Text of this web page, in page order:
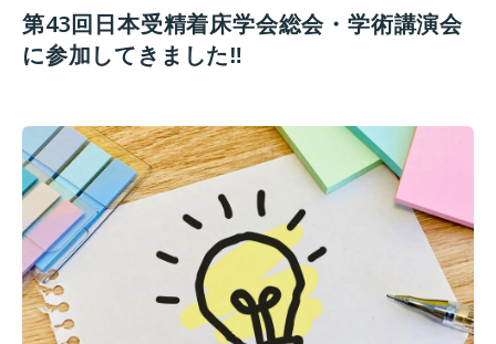
第43回日本受精着床学会総会・学術講演会
に参加してきました‼